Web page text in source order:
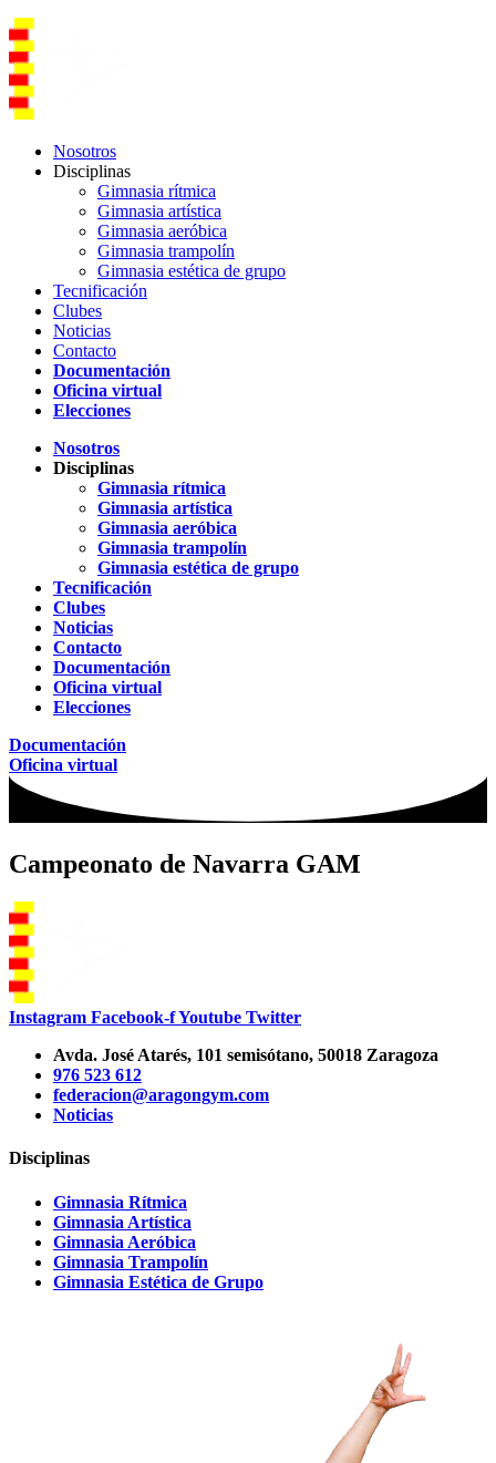
Nosotros
Disciplinas
Gimnasia rítmica
Gimnasia artística
Gimnasia aeróbica
Gimnasia trampolín
Gimnasia estética de grupo
Tecnificación
Clubes
Noticias
Contacto
Documentación
Oficina virtual
Elecciones
Nosotros
Disciplinas
Gimnasia rítmica
Gimnasia artística
Gimnasia aeróbica
Gimnasia trampolín
Gimnasia estética de grupo
Tecnificación
Clubes
Noticias
Contacto
Documentación
Oficina virtual
Elecciones
Documentación
Oficina virtual
Campeonato de Navarra GAM
Instagram Facebook-fYoutube Twitter
Avda. José Atarés, 101 semisótano, 50018 Zaragoza
976 523 612
federacion@aragongym.com
Noticias
Disciplinas
Gimnasia Rítmica
Gimnasia Artística
Gimnasia Aeróbica
Gimnasia Trampolín
Gimnasia Estética de Grupo